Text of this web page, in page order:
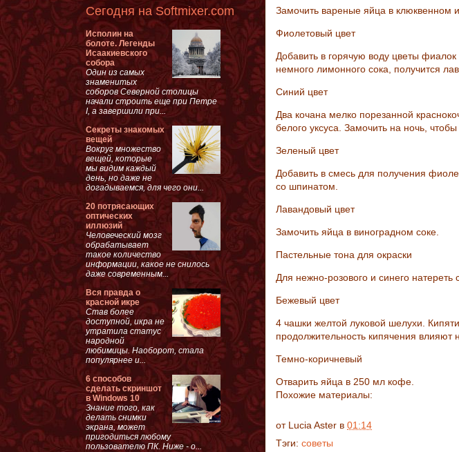
Замочить вареные яйца в клюквенном
Фиолетовый цвет
Добавить в горячую воду цветы
немного лимонного сока, получится
Синий цвет
Два кочана мелко порезанной
белого уксуса. Замочить на ночь,
Зеленый цвет
Добавить в смесь для получения
со шпинатом.
Лавандовый цвет
Замочить яйца в виноградном соке.
Пастельные тона для окраски
Для нежно-розового и синего натереть
Бежевый цвет
4 чашки желтой луковой шелухи.
продолжительность кипячения влияют
Темно-коричневый
Отварить яйца в 250 мл кофе.
Похожие материалы:
от Lucia Aster в 01:14
Тэги: советы
Сегодня на Softmixer.com
Исполин на
болоте. Легенды
Исаакиевского
собора
Один из самых
знаменитых
соборов Северной столицы
начали строить еще при Петре
I, а завершили при...
Секреты знакомых
вещей
Вокруг множество
вещей, которые
мы видим каждый
день, но даже не
догадываемся, для чего они...
20 потрясающих
оптических
иллюзий
Человеческий мозг
обрабатывает
такое количество
информации, какое не снилось
даже современным...
Вся правда о
красной икре
Став более
доступной, икра не
утратила статус
народной
любимицы. Наоборот, стала
популярнее и...
6 способов
сделать скриншот
в Windows 10
Знание того, как
делать снимки
экрана, может
пригодиться любому
пользователю ПК. Ниже - о...